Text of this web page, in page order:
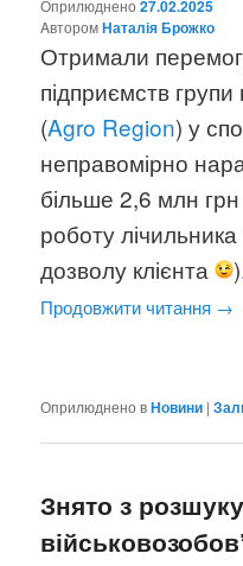
Оприлюднено27.02.2025
AвторомНаталія Брожко
Отримали
підприємств
(Agro Region) у
неправомірно
більше 2,6 млн
роботу лічильника
дозволу клієнта
Продовжити читання →
Оприлюднено вНовини |
Знято з розшуку